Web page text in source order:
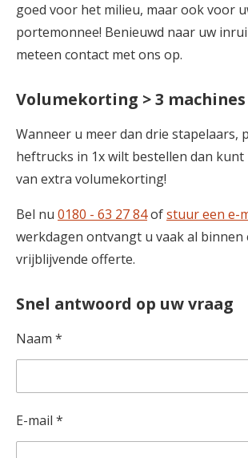
goed voor het milieu, maar ook voor
portemonnee! Benieuwd naar uw
meteen contact met ons op.
Volumekorting > 3 machines
Wanneer u meer dan drie stapelaars,
heftrucks in 1x wilt bestellen dan
van extra volumekorting!
Bel nu 0180 - 63 27 84ofstuur een e-
werkdagen ontvangt u vaak al binnen
vrijblijvende offerte.
Snel antwoord op uw vraag
Naam *
E-mail *